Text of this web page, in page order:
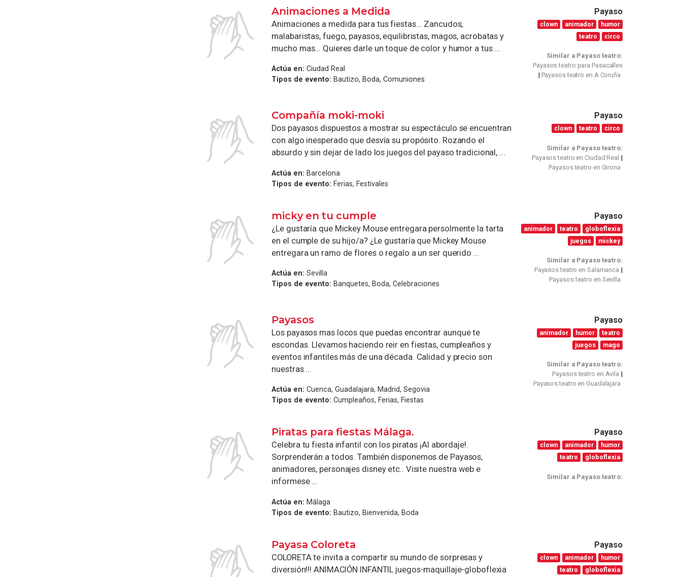
Animaciones a Medida
Animaciones a medida para tus fiestas... Zancudos,
malabaristas, fuego, payasos, equilibristas, magos, acrobatas y
mucho mas... Quieres darle un toque de color y humor a tus ...
Actúa en: Ciudad Real
Tipos de evento: Bautizo, Boda, Comuniones
Payaso
clown animador
humor
teatro
circo
Similar a Payaso teatro:
Payasos teatro para Pasacalles
Payasos teatro en A Coruña
Compañía moki-moki
Dos payasos dispuestos a mostrar su espectáculo se encuentran
con algo inesperado que desvía su propósito. Rozando el
absurdo y sin dejar de lado los juegos del payaso tradicional, ...
Actúa en: Barcelona
Tipos de evento: Ferias, Festivales
Payaso
clown teatro circo
Similar a Payaso teatro:
Payasos teatro en Ciudad Real
Payasos teatro en Girona
micky en tu cumple
¿Le gustaría que Mickey Mouse entregara persolmente la tarta
en el cumple de su hijo/a? ¿Le gustaría que Mickey Mouse
entregara un ramo de flores o regalo a un ser querido ...
Actúa en: Sevilla
Tipos de evento: Banquetes, Boda, Celebraciones
Payaso
animador teatro
globoflexia
juegos
mickey
Similar a Payaso teatro:
Payasos teatro en Salamanca
Payasos teatro en Sevilla
Payasos
Los payasos mas locos que puedas encontrar aunque te
escondas. Llevamos haciendo reir en fiestas, cumpleaños y
eventos infantiles más de una década. Calidad y precio son
nuestras ...
Actúa en: Cuenca, Guadalajara, Madrid, Segovia
Tipos de evento: Cumpleaños, Ferias, Fiestas
Payaso
animador humor
teatro
juegos
mago
Similar a Payaso teatro:
Payasos teatro en Avila
Payasos teatro en Guadalajara
Piratas para fiestas Málaga.
Celebra tu fiesta infantil con los piratas ¡Al abordaje!.
Sorprenderán a todos. También disponemos de Payasos,
animadores, personajes disney etc.. Visite nuestra web e
informese ...
Actúa en: Málaga
Tipos de evento: Bautizo, Bienvenida, Boda
Payaso
clown animador
humor
teatro
globoflexia
Similar a Payaso teatro:
Payasa Coloreta
COLORETA te invita a compartir su mundo de sorpresas y
diversión!!! ANIMACIÓN INFANTIL juegos-maquillaje-globoflexia
Payaso
clown animador
humor
teatro
globoflexia